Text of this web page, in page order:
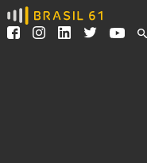
Ver todas as notícias
Podcasts